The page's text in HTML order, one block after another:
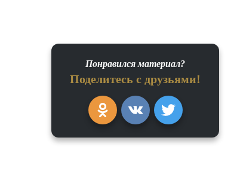
Понравился материал?
Поделитесь с друзьями!